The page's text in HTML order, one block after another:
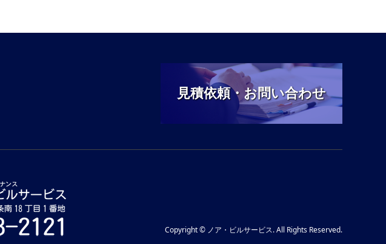
見積依頼・お問い合わせ
Copyright© ノア・ビルサービス. All Rights Reserved.